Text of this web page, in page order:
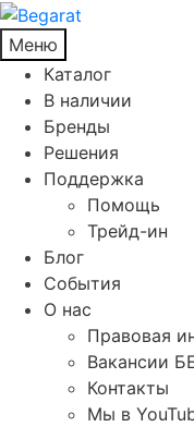
Меню
Каталог
В наличии
Бренды
Решения
Поддержка
Помощь
Трейд-ин
Блог
События
О нас
Правовая
Вакансии
Контакты
Мы в